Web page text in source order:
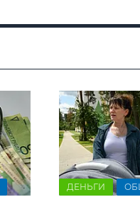
ДЕНЬГИ